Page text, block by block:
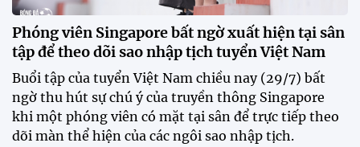
Tiền đạo Đình Bắc chốt tương lai sau tin đồn sang
Nhật Bản thi đấu
ĐKVĐ Cúp Quốc gia chiêu mộ sao trẻ của ĐT Việt
Nam